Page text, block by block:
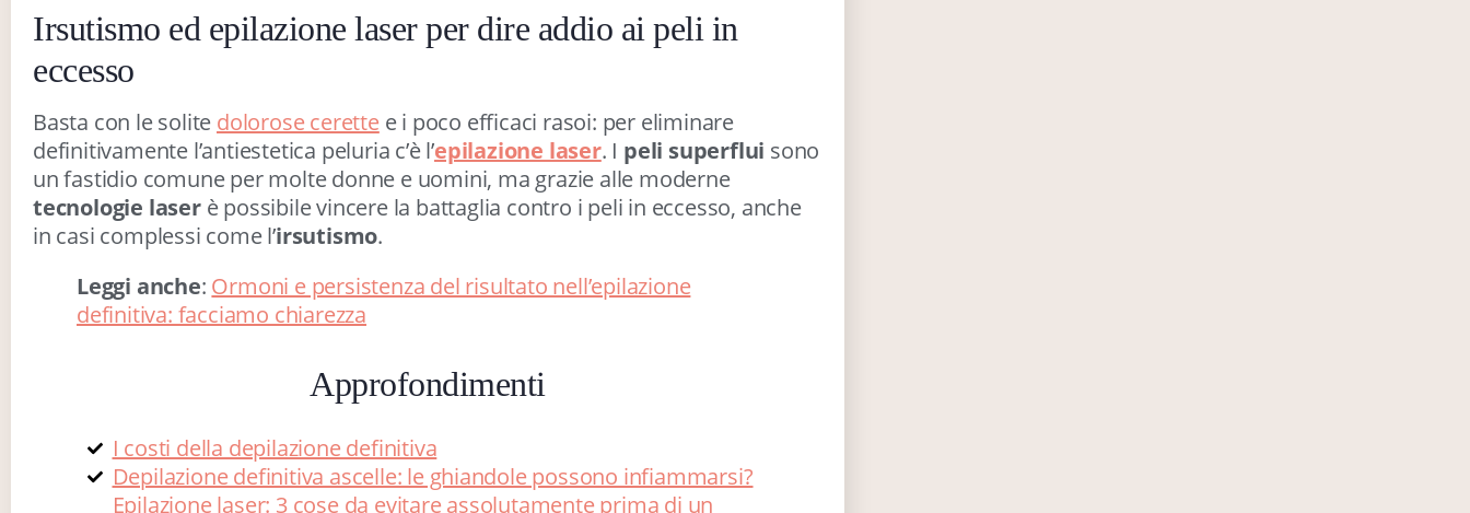
Irsutismo ed epilazione laser per dire addio ai peli in
eccesso
Basta con le solite dolorose cerette e i poco efficaci rasoi: per eliminare
definitivamente l’antiestetica peluria c’è l’epilazione laser. I peli superflui sono
un fastidio comune per molte donne e uomini, ma grazie alle moderne
tecnologie laserè possibile vincere la battaglia contro i peli in eccesso, anche
in casi complessi come l’irsutismo.
Leggi anche: Ormoni e persistenza del risultato nell’epilazione
definitiva: facciamo chiarezza
Approfondimenti
I costi della depilazione definitiva
Depilazione definitiva ascelle: le ghiandole possono infiammarsi?
Epilazione laser: 3 cose da evitare assolutamente prima di un